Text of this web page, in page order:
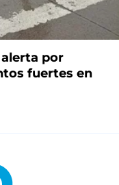
por
fuertes en